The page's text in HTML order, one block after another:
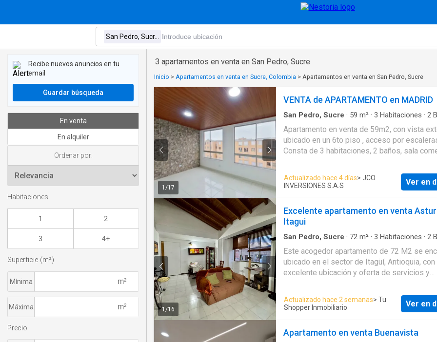
3 apartamentos en venta en San Pedro, Sucre
Inicio > Apartamentos en venta en Sucre, Colombia > Apartamentos en venta en San Pedro, Sucre
1 /17
VENTA de APARTAMENTO en MADRID
San Pedro, Sucre · 59 m² · 3 Habitaciones · 2
Apartamento en venta de 59m2, con vista
ubicado en un 6to piso , acceso por
Consta de 3 habitaciones, 2 baños, sala
cerámico en todas sus zonas. El conjunto
zonas verdes, zona para niños, salón
cancha de micro fútbol, parqueadero
comerciales Casablanca y Hacienda
cerca a almacenes de cadena como
Ara cerca a colegios Tomás Moro y Liceo
Campestre El Nogal Vías de acceso por la
Carrera 1 Este
Actualizado hace 4 días> JCO
INVERSIONES S.A.S
Ver en
1 /16
Excelente apartamento en venta
Itagui
San Pedro, Sucre · 72 m² · 3 Habitaciones · 2
Este acogedor apartamento de 72 M2 se
ubicado en el sector de Itagüí, Antioquia, con
excelente ubicación y oferta de servicios y
distribución, garantizando así una sensación
amplitud y luminosidad en todas sus áreas.
cuenta con 3 habitaciones y 2 baños,
de la familia. ¡No pierdas la oportunidad de hacer
Actualizado hace 2 semanas> Tu
Shopper Inmobiliario
Ver en
Apartamento en venta Buenavista
Recibe nuevos anuncios en tu
email
Guardar búsqueda
En venta
En alquiler
Ordenar por:
Habitaciones
1 2
3 4+
Superficie (m²)
Mínima
Máxima
Precio